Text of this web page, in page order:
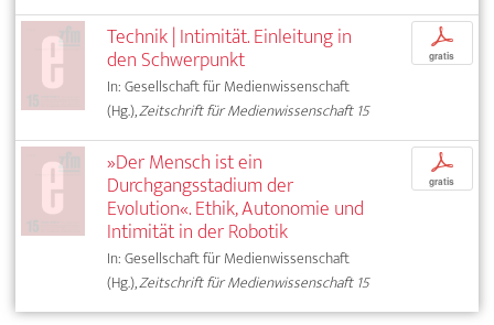
Technik | Intimität. Einleitung in
den Schwerpunkt
In: Gesellschaft für Medienwissenschaft
(Hg.),Zeitschrift für Medienwissenschaft 15
p
gratis
»Der Mensch ist ein
Durchgangsstadium der
Evolution«. Ethik, Autonomie und
Intimität in der Robotik
In: Gesellschaft für Medienwissenschaft
(Hg.),Zeitschrift für Medienwissenschaft 15
p
gratis